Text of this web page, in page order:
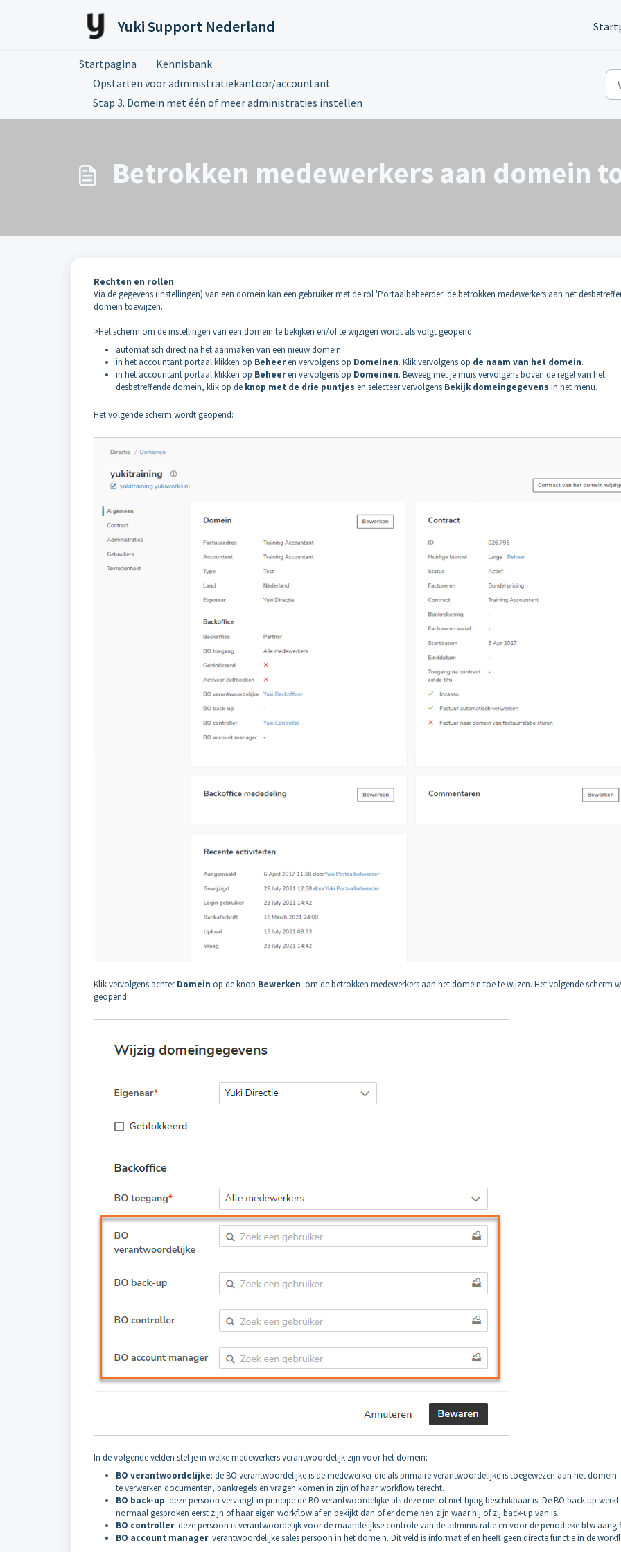
Yuki Support Nederland
Startpagina
Kennisbank
Opstarten voor administratiekantoor/accountant
Stap 3. Domein met één of meer administraties instellen
Betrokken medewerkers aan domein
Rechten en rollen
Via de gegevens (instellingen) van een domein kan een gebruiker met de rol 'Portaalbeheerder' de betrokken medewerkers aan het
domein toewijzen.
>Het scherm om de instellingen van een domein te bekijken en/of te wijzigen wordt als volgt geopend:
automatisch direct na het aanmaken van een nieuw domein
in het accountant portaal klikken op Beheeren vervolgens op Domeinen. Klik vervolgens op de naam van het domein.
in het accountant portaal klikken op Beheeren vervolgens op Domeinen. Beweeg met je muis vervolgens boven de regel van het
desbetreffende domein, klik op de knop met de drie puntjes en selecteer vervolgens Bekijk domeingegevens in het menu.
Het volgende scherm wordt geopend:
Klik vervolgens achterDomein op de knop Bewerken om de betrokken medewerkers aan het domein toe te wijzen. Het volgende scherm
geopend:
In de volgende velden stel je in welke medewerkers verantwoordelijk zijn voor het domein:
BO verantwoordelijke: de BO verantwoordelijke is de medewerker die als primaire verantwoordelijke is toegewezen aan het domein.
te verwerken documenten, bankregels en vragen komen in zijn of haar workflow terecht.
BO back-up: deze persoon vervangt in principe de BO verantwoordelijke als deze niet of niet tijdig beschikbaar is. De BO back-up werkt
normaal gesproken eerst zijn of haar eigen workflow af en bekijkt dan of er domeinen zijn waar hij of zij back-up van is.
BO controller: deze persoon is verantwoordelijk voor de maandelijkse controle van de administratie en voor de periodieke btw
BO account manager: verantwoordelijke sales persoon in het domein. Dit veld is informatief en heeft geen directe functie in de